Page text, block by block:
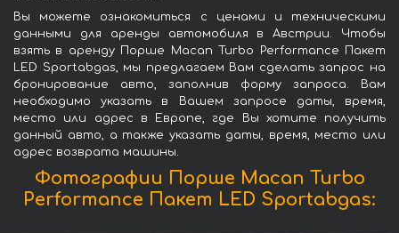
Вы можете ознакомиться с ценами и техническими
данными для аренды автомобиля в Австрии. Чтобы
взять в аренду Порше Macan Turbo Performance Пакет
LED Sportabgas, мы предлагаем Вам сделать запрос на
бронирование авто, заполнив форму запроса. Вам
необходимо указать в Вашем запросе даты, время,
место или адрес в Европе, где Вы хотите получить
данный авто, а также указать даты, время, место или
адрес возврата машины.
Фотографии Порше Macan Turbo
Performance Пакет LED Sportabgas: